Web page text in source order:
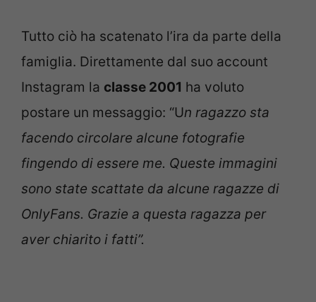
Tutto ciò ha scatenato l’ira da parte della
famiglia. Direttamente dal suo account
Instagram la classe 2001 ha voluto
postare un messaggio: “Un ragazzo sta
facendo circolare alcune fotografie
fingendo di essere me. Queste immagini
sono state scattate da alcune ragazze di
OnlyFans. Grazie a questa ragazza per
aver chiarito i fatti”.